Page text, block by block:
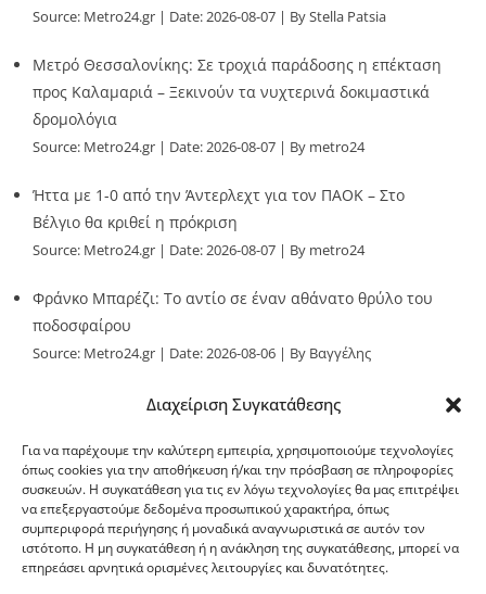
Διαχείριση Συγκατάθεσης
Για να παρέχουμε την καλύτερη εμπειρία, χρησιμοποιούμε τεχνολογίες
όπως cookies για την αποθήκευση ή/και την πρόσβαση σε πληροφορίες
συσκευών. Η συγκατάθεση για τις εν λόγω τεχνολογίες θα μας επιτρέψει
να επεξεργαστούμε δεδομένα προσωπικού χαρακτήρα, όπως
συμπεριφορά περιήγησης ή μοναδικά αναγνωριστικά σε αυτόν τον
ιστότοπο. Η μη συγκατάθεση ή η ανάκληση της συγκατάθεσης, μπορεί να
επηρεάσει αρνητικά ορισμένες λειτουργίες και δυνατότητες.
Source: Metro24.gr Date: 2026-08-07 By Stella Patsia
Μετρό Θεσσαλονίκης: Σε τροχιά παράδοσης η επέκταση
προς Καλαμαριά – Ξεκινούν τα νυχτερινά δοκιμαστικά
δρομολόγια
Source: Metro24.gr Date: 2026-08-07 By metro24
Ήττα με 1-0 από την Άντερλεχτ για τον ΠΑΟΚ – Στο
Βέλγιο θα κριθεί η πρόκριση
Source: Metro24.gr Date: 2026-08-07 By metro24
Φράνκο Μπαρέζι: Το αντίο σε έναν αθάνατο θρύλο του
ποδοσφαίρου
Source: Metro24.gr Date: 2026-08-06
By Βαγγέλης
G-point.gr